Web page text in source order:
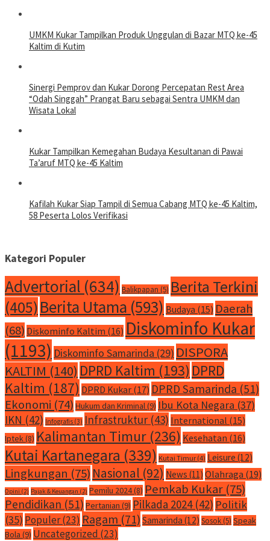
UMKM Kukar Tampilkan Produk Unggulan di Bazar MTQ ke-45
Kaltim di Kutim
Sinergi Pemprov dan Kukar Dorong Percepatan Rest Area
“Odah Singgah” Prangat Baru sebagai Sentra UMKM dan
Wisata Lokal
Kukar Tampilkan Kemegahan Budaya Kesultanan di Pawai
Ta’aruf MTQ ke-45 Kaltim
Kafilah Kukar Siap Tampil di Semua Cabang MTQ ke-45 Kaltim,
58 Peserta Lolos Verifikasi
Kategori Populer
Advertorial (634) Balikpapan (5) Berita Terkini
(405)Berita Utama (593) Budaya (15) Daerah
(68) Diskominfo Kaltim (16) Diskominfo Kukar
(1193) Diskominfo Samarinda (29) DISPORA
KALTIM (140) DPRD Kaltim (193) DPRD
Kaltim (187) DPRD Kukar (17) DPRD Samarinda (51)
Ekonomi (74) Hukum dan Kriminal(9) Ibu Kota Negara (37)
IKN (42) Infografis (3) Infrastruktur (43) International (15)
Iptek(8) Kalimantan Timur (236) Kesehatan (16)
Kutai Kartanegara (339) Kutai Timur (4) Leisure (12)
Lingkungan (75) Nasional (92) News (11) Olahraga (19)
Opini (2) Pajak & Keuangan (2) Pemilu 2024(8) Pemkab Kukar (75)
Pendidikan (51) Pertanian (9) Pilkada 2024(42) Politik
(35) Populer(23) Ragam (71) Samarinda (12) Sosok(5) Speak
Bola (9) Uncategorized (23)